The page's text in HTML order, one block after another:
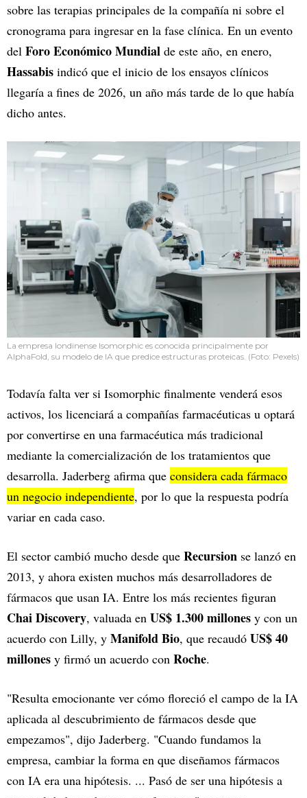
sobre las terapias principales de la compañía ni sobre el
cronograma para ingresar en la fase clínica. En un evento
del Foro Económico Mundial de este año, en enero,
Hassabis indicó que el inicio de los ensayos clínicos
llegaría a fines de 2026, un año más tarde de lo que había
dicho antes.
La empresa londinense Isomorphic es conocida principalmente por
AlphaFold, su modelo de IA que predice estructuras proteicas. (Foto: Pexels)
Todavía falta ver si Isomorphic finalmente venderá esos
activos, los licenciará a compañías farmacéuticas u optará
por convertirse en una farmacéutica más tradicional
mediante la comercialización de los tratamientos que
desarrolla. Jaderberg afirma que considera cada fármaco
un negocio independiente, por lo que la respuesta podría
variar en cada caso.
El sector cambió mucho desde que Recursion se lanzó en
2013, y ahora existen muchos más desarrolladores de
fármacos que usan IA. Entre los más recientes figuran
Chai Discovery, valuada en US$ 1.300 millones y con un
acuerdo con Lilly, y Manifold Bio, que recaudó US$ 40
millones y firmó un acuerdo con Roche.
"Resulta emocionante ver cómo floreció el campo de la IA
aplicada al descubrimiento de fármacos desde que
empezamos", dijo Jaderberg. "Cuando fundamos la
empresa, cambiar la forma en que diseñamos fármacos
con IA era una hipótesis. ... Pasó de ser una hipótesis a